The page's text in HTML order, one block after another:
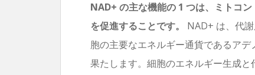
NAD+ の主な機能の 1 つは、ミトコ
を促進することです。
NAD+ は、代
胞の主要なエネルギー通貨であるア
果たします。細胞のエネルギー生成